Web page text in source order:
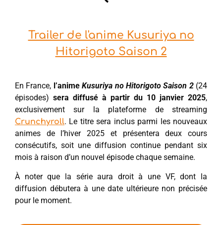
Trailer de l'anime Kusuriya no
Hitorigoto Saison 2
En France, l’animeKusuriya no Hitorigoto Saison 2(24
épisodes) sera diffusé à partir du 10 janvier 2025,
exclusivement sur la plateforme de streaming
Crunchyroll. Le titre sera inclus parmi les nouveaux
animes de l’hiver 2025 et présentera deux cours
consécutifs, soit une diffusion continue pendant six
mois à raison d’un nouvel épisode chaque semaine.
À noter que la série aura droit à une VF, dont la
diffusion débutera à une date ultérieure non précisée
pour le moment.